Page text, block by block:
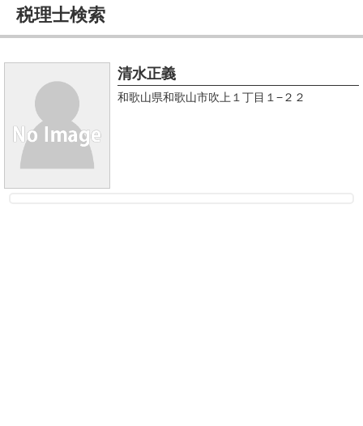
税理士検索
清水正義
和歌山県和歌山市吹上１丁目１−２２